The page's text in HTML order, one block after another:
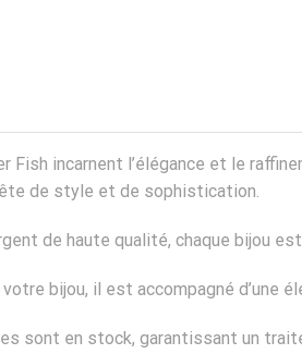
Fish incarnent l’élégance et le
de style et de sophistication.
de haute qualité, chaque bijou
bijou, il est accompagné d’une
sont en stock, garantissant un